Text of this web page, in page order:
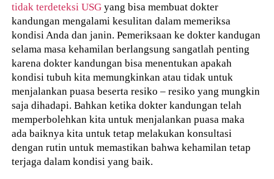
tidak terdeteksi USG yang bisa membuat dokter
kandungan mengalami kesulitan dalam memeriksa
kondisi Anda dan janin. Pemeriksaan ke dokter kandugan
selama masa kehamilan berlangsung sangatlah penting
karena dokter kandungan bisa menentukan apakah
kondisi tubuh kita memungkinkan atau tidak untuk
menjalankan puasa beserta resiko – resiko yang mungkin
saja dihadapi. Bahkan ketika dokter kandungan telah
memperbolehkan kita untuk menjalankan puasa maka
ada baiknya kita untuk tetap melakukan konsultasi
dengan rutin untuk memastikan bahwa kehamilan tetap
terjaga dalam kondisi yang baik.